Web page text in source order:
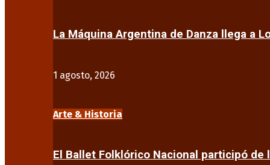
La Máquina Argentina de Danza llega a
1 agosto, 2026
Arte & Historia
El Ballet Folklórico Nacional participó de